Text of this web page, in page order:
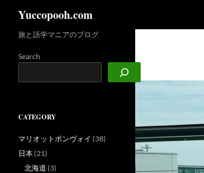
Yuccopooh.com
旅と語学マニアのブログ
Search
CATEGORY
マリオットボンヴォイ (38)
日本(21)
北海道 (3)